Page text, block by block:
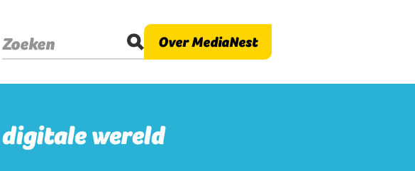
Zoeken Over MediaNest
digitale wereld